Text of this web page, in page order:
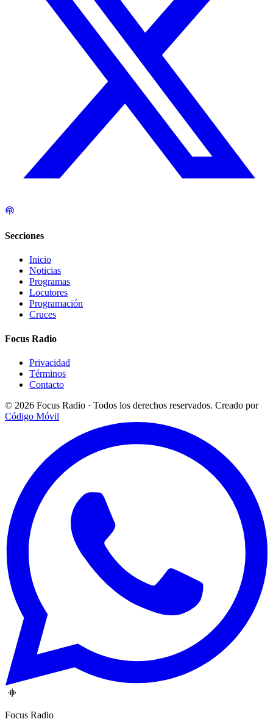
Secciones
Inicio
Noticias
Programas
Locutores
Programación
Cruces
Focus Radio
Privacidad
Términos
Contacto
© 2026 Focus Radio · Todos los derechos reservados. Creado por
Código Móvil
Focus Radio